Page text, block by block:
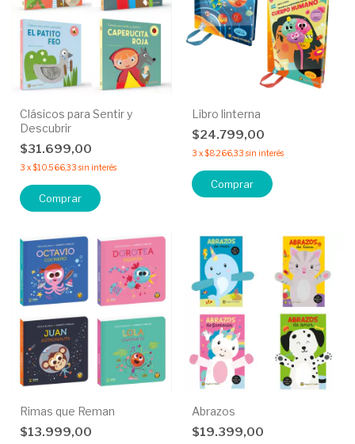
Clásicos para Sentir y
Descubrir
$31.699,00
3 x$10.566,33 sin interés
Comprar
Libro linterna
$24.799,00
3 x$8.266,33 sin interés
Comprar
Rimas que Reman
$13.999,00
Abrazos
$19.399,00